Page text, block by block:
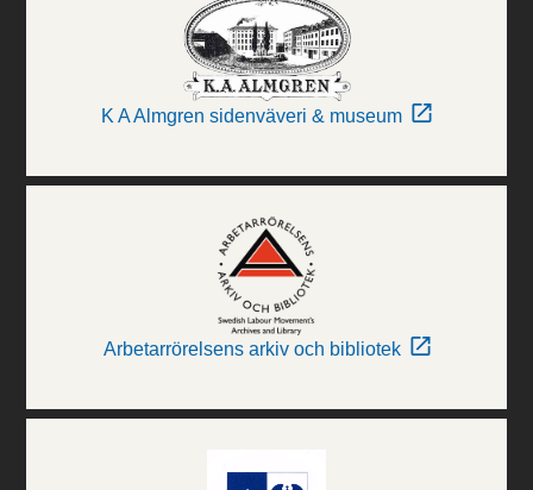
K A Almgren sidenväveri & museum
Arbetarrörelsens arkiv och bibliotek